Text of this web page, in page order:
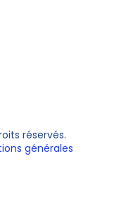
réservés.
générales